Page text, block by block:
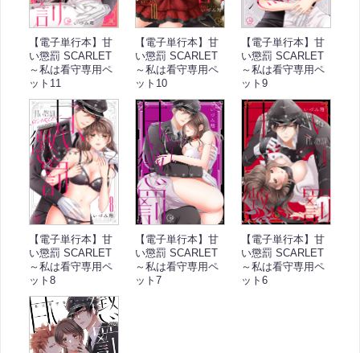
【電子単行本】甘
い懲罰 SCARLET
～私は看守専用ペ
ット11
【電子単行本】甘
い懲罰 SCARLET
～私は看守専用ペ
ット10
【電子単行本】甘
い懲罰 SCARLET
～私は看守専用ペ
ット9
【電子単行本】甘
い懲罰 SCARLET
～私は看守専用ペ
ット8
【電子単行本】甘
い懲罰 SCARLET
～私は看守専用ペ
ット7
【電子単行本】甘
い懲罰 SCARLET
～私は看守専用ペ
ット6